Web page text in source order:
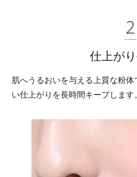
仕上が
肌へうるおいを与える上質な粉体
い仕上がりを長時間キープします。